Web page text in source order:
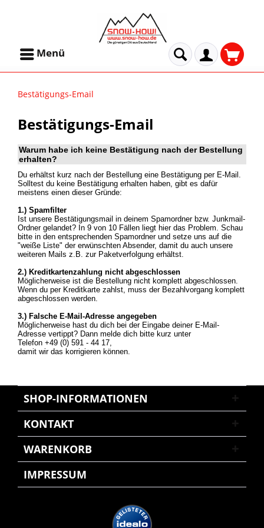
Menü
Bestätigungs-Email
Bestätigungs-Email
Warum habe ich keine Bestätigung nach der Bestellung
erhalten?
Du erhältst kurz nach der Bestellung eine Bestätigung per E-Mail.
Solltest du keine Bestätigung erhalten haben, gibt es dafür
meistens einen dieser Gründe:
1.) Spamfilter
Ist unsere Bestätigungsmail in deinem Spamordner bzw. Junkmail-
Ordner gelandet? In 9 von 10 Fällen liegt hier das Problem. Schau
bitte in den entsprechenden Spamordner und setze uns auf die
"weiße Liste" der erwünschten Absender, damit du auch unsere
weiteren Mails z.B. zur Paketverfolgung erhältst.
2.) Kreditkartenzahlung nicht abgeschlossen
Möglicherweise ist die Bestellung nicht komplett abgeschlossen.
Wenn du per Kreditkarte zahlst, muss der Bezahlvorgang komplett
abgeschlossen werden.
3.) Falsche E-Mail-Adresse angegeben
Möglicherweise hast du dich bei der Eingabe deiner E-Mail-
Adresse vertippt? Dann melde dich bitte kurz unter
Telefon +49 (0) 591 - 44 17,
damit wir das korrigieren können.
SHOP-INFORMATIONEN
KONTAKT
WARENKORB
IMPRESSUM